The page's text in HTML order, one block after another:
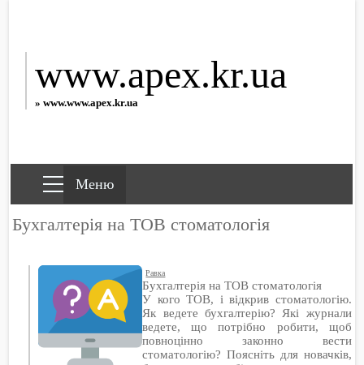
www.apex.kr.ua
» www.www.apex.kr.ua
Бухгалтерія на ТОВ стоматологія
Равка
Бухгалтерія на ТОВ стоматологія
У кого ТОВ, і відкрив стоматологію.
Як ведете бухгалтерію? Які журнали
ведете, що потрібно робити, щоб
повноцінно законно вести
стоматологію? Поясніть для новачків,